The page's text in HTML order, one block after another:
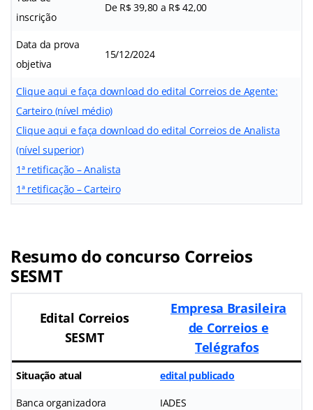
inscrição
De R$ 39,80 a R$ 42,00
Data da prova
objetiva
15/12/2024
Clique aqui e faça download do edital Correios de Agente:
Carteiro (nível médio)
Clique aqui e faça download do edital Correios de Analista
(nível superior)
1ª retificação – Analista
1ª retificação – Carteiro
Resumo do concurso Correios
SESMT
Edital Correios
SESMT
Empresa Brasileira
de Correios e
Telégrafos
Situação atual edital publicado
Banca organizadora IADES